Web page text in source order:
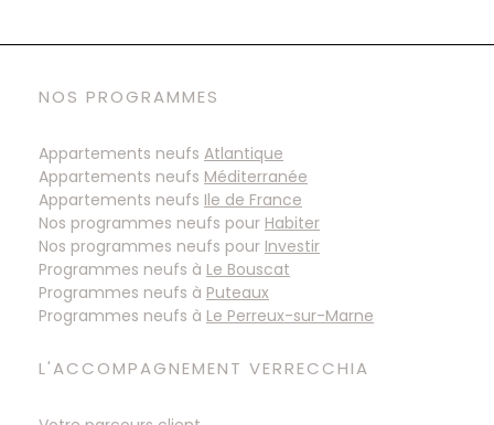
NOS PROGRAMMES
Appartements neufs Atlantique
Appartements neufs Méditerranée
Appartements neufs Ile de France
Nos programmes neufs pour Habiter
Nos programmes neufs pour Investir
Programmes neufs à
Programmes neufs à
Programmes neufs à
L'ACCOMPAGNEMENT VERRECCHIA